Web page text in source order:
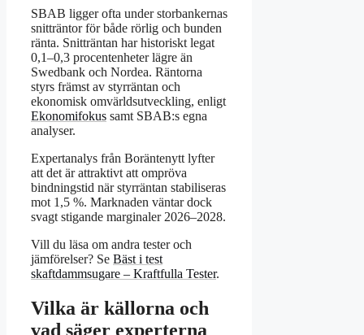
SBAB ligger ofta under storbankernas
snitträntor för både rörlig och bunden
ränta. Snitträntan har historiskt legat
0,1–0,3 procentenheter lägre än
Swedbank och Nordea. Räntorna
styrs främst av styrräntan och
ekonomisk omvärldsutveckling, enligt
Ekonomifokus samt SBAB:s egna
analyser.
Expertanalys från Boräntenytt lyfter
att det är attraktivt att ompröva
bindningstid när styrräntan stabiliseras
mot 1,5 %. Marknaden väntar dock
svagt stigande marginaler 2026–2028.
Vill du läsa om andra tester och
jämförelser? Se Bäst i test
skaftdammsugare – Kraftfulla Tester.
Vilka är källorna och
vad säger experterna